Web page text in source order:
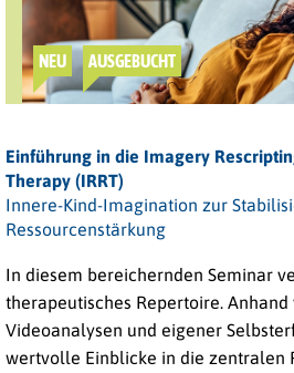
NEU AUSGEBUCHT
Einführung in die Imagery
Therapy (IRRT)
Innere-Kind-Imagination zur
Ressourcenstärkung
In diesem bereichernden Seminar
therapeutisches Repertoire.
Videoanalysen und eigener
wertvolle Einblicke in die zentralen